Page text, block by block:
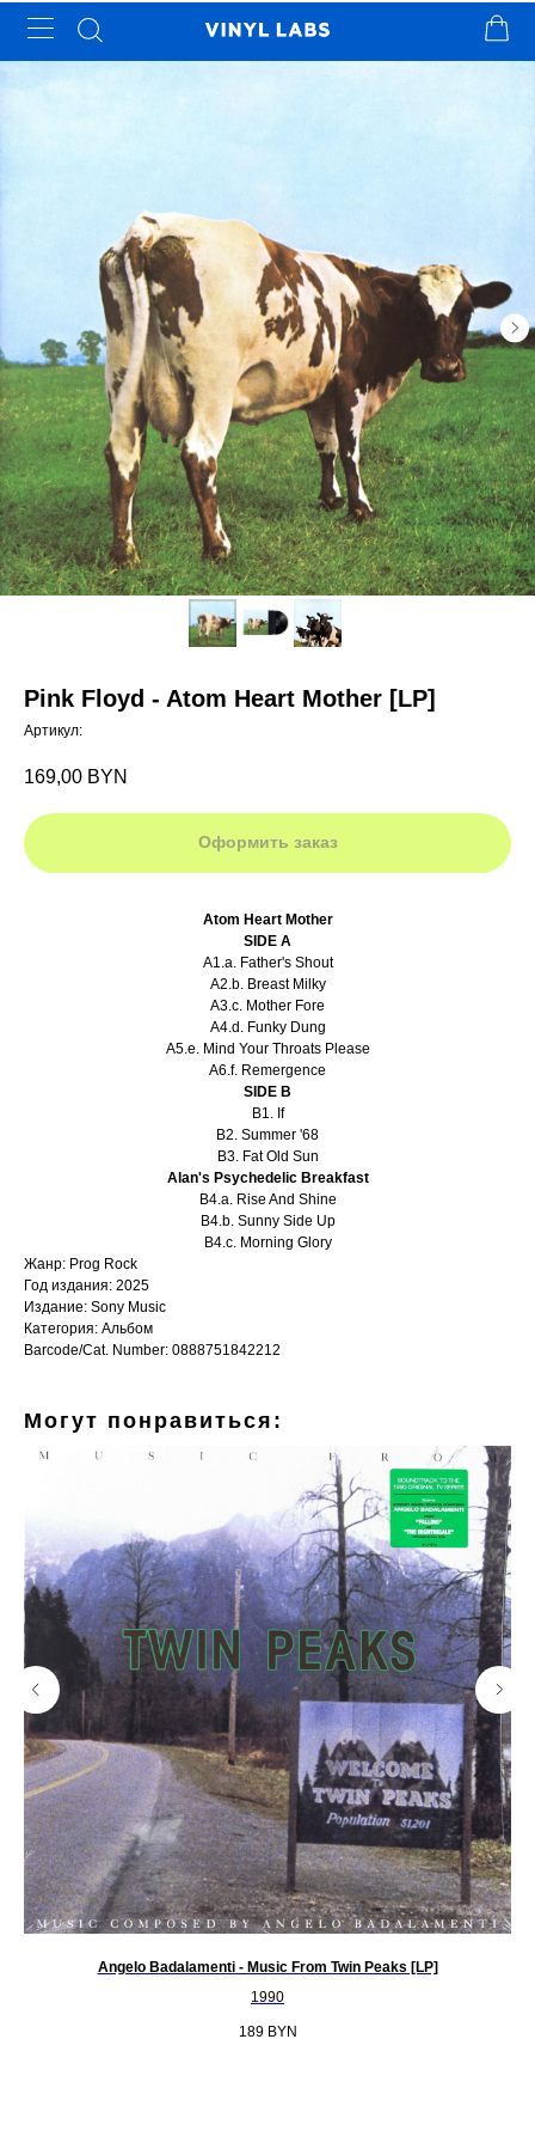
Pink Floyd - Atom Heart Mother [LP]
Артикул:
169,00 BYN
Оформить заказ
Atom Heart Mother
SIDE A
A1.a. Father's Shout
A2.b. Breast Milky
A3.c. Mother Fore
A4.d. Funky Dung
A5.e. Mind Your Throats Please
A6.f. Remergence
SIDE B
B1. If
B2. Summer '68
B3. Fat Old Sun
Alan's Psychedelic Breakfast
B4.a. Rise And Shine
B4.b. Sunny Side Up
B4.c. Morning Glory
Жанр: Prog Rock
Год издания: 2025
Издание: Sony Music
Категория: Альбом
Barcode/Cat. Number: 0888751842212
Могут понравиться:
Angelo Badalamenti - Music From Twin Peaks [LP]
1990
189 BYN